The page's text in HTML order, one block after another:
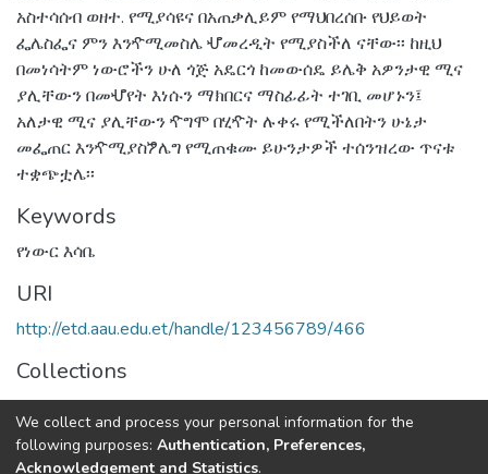
አስተሳሰብ ወዘተ. የሚያሳዩና በአጠቃሊይም የማህበረሰቡ የህይወት
ፌሌስፌና ምን እንዯሚመስሌ ሇመረዲት የሚያስችለ ናቸው፡፡ ከዚህ
በመነሳትም ነውሮችን ሁለ ጎጅ አዴርጎ ከመውሰዴ ይሌቅ አዎንታዊ ሚና
ያሊቸውን በመሇየት እነሱን ማክበርና ማስፊፊት ተገቢ መሆኑን፤
አለታዊ ሚና ያሊቸውን ዯግሞ በሂዯት ሉቀሩ የሚችለበትን ሁኔታ
መፌጠር እንዯሚያስፇሌግ የሚጠቁሙ ይሁንታዎች ተሰንዝረው ጥናቱ
ተቋጭቷሌ፡፡
Keywords
የነውር እሳቤ
URI
http://etd.aau.edu.et/handle/123456789/466
Collections
Amharic Language, Literature and Folklore
Full item page
We collect and process your personal information for the
following purposes: Authentication, Preferences,
Acknowledgement and Statistics.